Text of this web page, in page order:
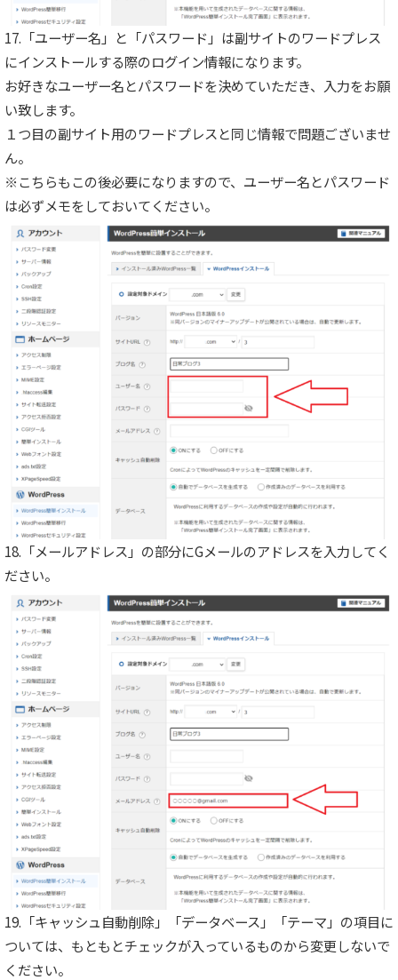
17.「ユーザー名」と「パスワード」は副サイトのワードプレス
にインストールする際のログイン情報になります。
お好きなユーザー名とパスワードを決めていただき、入力をお願
い致します。
１つ目の副サイト用のワードプレスと同じ情報で問題ございませ
ん。
※こちらもこの後必要になりますので、ユーザー名とパスワード
は必ずメモをしておいてください。
18.「メールアドレス」の部分にGメールのアドレスを入力してく
ださい。
19.「キャッシュ自動削除」「データベース」「テーマ」の項目に
ついては、もともとチェックが入っているものから変更しないで
ください。